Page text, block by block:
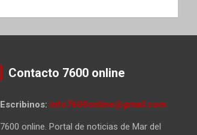
Contacto 7600 online
Escribinos: info7600online@gmail.com
7600 online. Portal de noticias de Mar del